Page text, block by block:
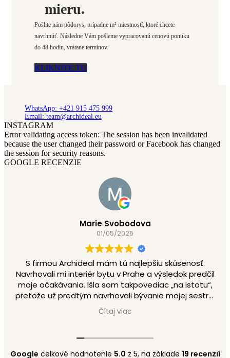
mieru.
Pošlite nám pôdorys, prípadne m² miestností, ktoré chcete
navrhnúť. Následne Vám pošleme vypracovanú cenovú ponuku
do 48 hodín, vrátane termínov.
KLIKNITE TU
WhatsApp: +421 915 475 999
Email: team@archideal.eu
INSTAGRAM
Error validating access token: The session has been invalidated
because the user changed their password or Facebook has changed
the session for security reasons.
GOOGLE RECENZIE
Marie Svobodova
01/05/2026
S firmou Archideal mám tú najlepšiu skúsenosť.
Navrhovali mi interiér bytu v Prahe a výsledok predčil
moje očakávania. Išla som takpovediac „na istotu“,
pretože už predtým navrhovali bývanie mojej sestre,
ktorá bola nadšená. A niet nad to, keď máte takéto
osobné odporúčanie priamo z rodiny!
odbornosť kombinovanú s neuveriteľnou
ústretovosťou. Celý proces bol vďaka ich
Čítaj viac
Google celkové hodnotenie 5.0 z 5, na základe 19 recenzií